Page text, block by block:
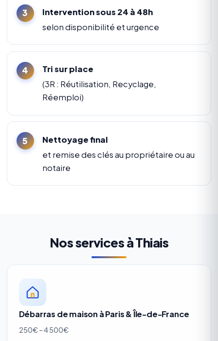
Intervention sous 24 à 48h
selon disponibilité et urgence
Tri sur place
(3R : Réutilisation, Recyclage,
Réemploi)
Nettoyage final
et remise des clés au propriétaire ou au
notaire
Nos services à Thiais
Débarras de maison à Paris & Île-de-France
250€ – 4 500€